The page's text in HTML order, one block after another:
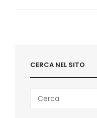
CERCA NEL SITO
for: